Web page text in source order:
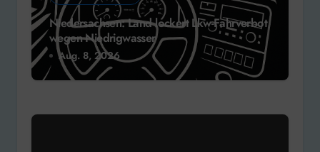
Niedersachsen: Land lockert Lkw-Fahrverbot
wegen Niedrigwasser
Aug. 8, 2026